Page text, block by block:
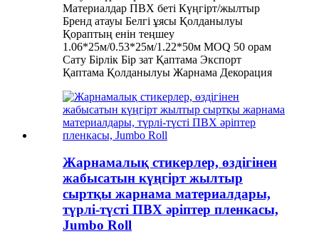
Материалдар ПВХ беті Күңгірт/жылтыр
Бренд атауы Белгі ұясы Қолданылуы
Қораптың енін теңшеу
1.06*25м/0.53*25м/1.22*50м MOQ 50 орам
Сату Бірлік Бір зат Қаптама Экспорт
Қаптама Қолданылуы Жарнама Декорация
Жарнамалық стикерлер, өздігінен
жабысатын күңгірт жылтыр
сыртқы жарнама материалдары,
түрлі-түсті ПВХ әріптер пленкасы,
Jumbo Roll